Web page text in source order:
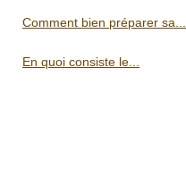
Comment bien préparer sa...
En quoi consiste le...